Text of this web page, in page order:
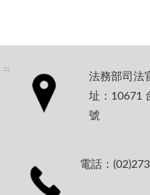
:::
法務部司法
址：10671
號
電話：